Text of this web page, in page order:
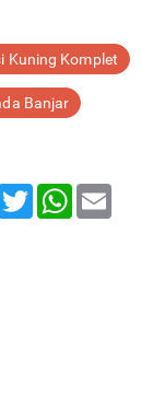
Kuning Komplet
Banjar
TwitterWhatsApp
Email